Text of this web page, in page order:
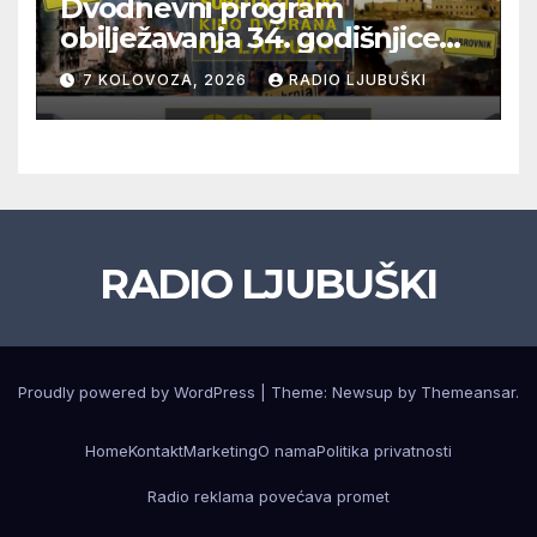
Dvodnevni program
obilježavanja 34. godišnjice
pogibije generala Blaža
Kraljevića i osmorice
pripadnika HOS-a
7 KOLOVOZA, 2026 RADIO LJUBUŠKI
RADIO LJUBUŠKI
Proudly powered by WordPress Theme: Newsup by Themeansar.
HomeKontaktMarketingO namaPolitika privatnosti
Radio reklama povećava promet